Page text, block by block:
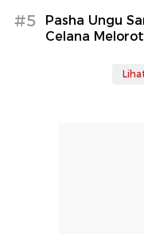
#5
Pasha Ungu
Celana